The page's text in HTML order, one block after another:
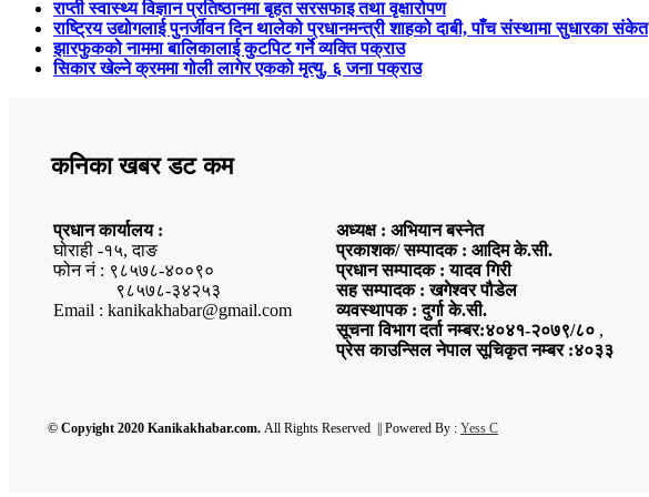
राप्ती स्वास्थ्य विज्ञान प्रतिष्ठानमा बृहत सरसफाइ तथा वृक्षारोपण
राष्ट्रिय उद्योगलाई पुनर्जीवन दिन थालेको प्रधानमन्त्री शाहको दाबी, पाँच संस्थामा सुधारका संकेत
झारफुकको नाममा बालिकालाई कुटपिट गर्ने व्यक्ति पक्राउ
सिकार खेल्ने क्रममा गोली लागेर एकको मृत्यु, ६ जना पक्राउ
कनिका खबर डट कम
प्रधान कार्यालय :
घोराही -१५, दाङ
फोन नं : ९८५७८-४००९०
९८५७८-३४२५३
Email : kanikakhabar@gmail.com
अध्यक्ष : अभियान बस्नेत
प्रकाशक/ सम्पादक : आदिम के.सी.
प्रधान सम्पादक : यादव गिरी
सह सम्पादक : खगेश्वर पौडेल
व्यवस्थापक : दुर्गा के.सी.
सूचना विभाग दर्ता नम्बर:४०४१-२०७९/८० ,
प्रेस काउन्सिल नेपाल सूचिकृत नम्बर :४०३३
© Copyight 2020 Kanikakhabar.com. All Rights Reserved || Powered By : Yess C